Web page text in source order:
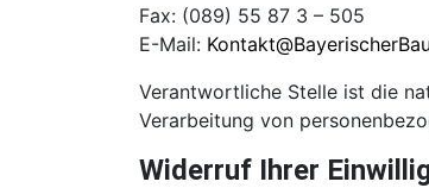
Fax: (089) 55 87 3 – 505
E-Mail:
Verantwortliche Stelle ist die
Verarbeitung von
Widerruf Ihrer